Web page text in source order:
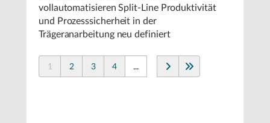
vollautomatisieren Split-Line Produktivität
und Prozesssicherheit in der
Trägeranarbeitung neu definiert
1 2 3 4 ...